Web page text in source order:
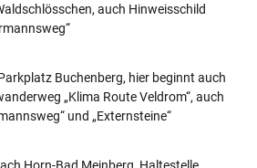
auch Hinweisschild
Buchenberg, hier beginnt auch
„Klima Route Veldrom“, auch
und „Externsteine“
Horn-Bad Meinberg, Haltestelle